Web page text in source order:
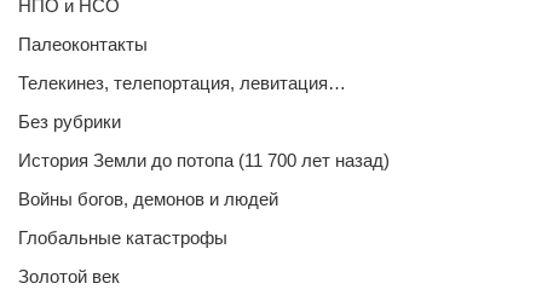
НПО и НСО
Палеоконтакты
Телекинез, телепортация, левитация…
Без рубрики
История Земли до потопа (11 700 лет назад)
Войны богов, демонов и людей
Глобальные катастрофы
Золотой век